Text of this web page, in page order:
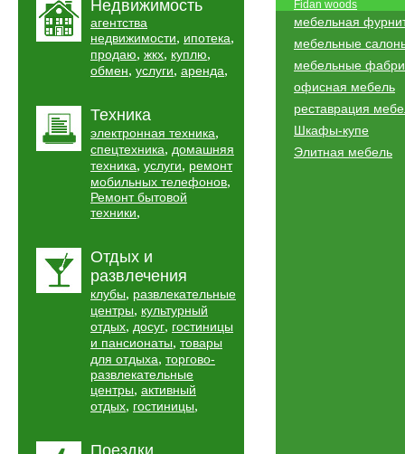
Недвижимость
агентства
недвижимости, ипотека,
продаю, жкх, куплю,
обмен, услуги, аренда,
Техника
электронная техника,
спецтехника, домашняя
техника, услуги, ремонт
мобильных телефонов,
Ремонт бытовой
техники,
Отдых и
развлечения
клубы, развлекательные
центры, культурный
отдых, досуг, гостиницы
и пансионаты, товары
для отдыха, торгово-
развлекательные
центры, активный
отдых, гостиницы,
Поездки
Fidan woods
мебельная
мебельные
мебельные
офисная мебель
реставрация
Шкафы-купе
Элитная мебель